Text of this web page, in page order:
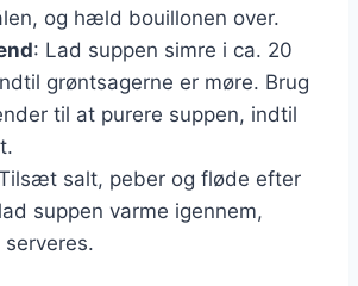
og hæld bouillonen over.
: Lad suppen simre i ca. 20
grøntsagerne er møre. Brug
til at purere suppen, indtil
salt, peber og fløde efter
suppen varme igennem,